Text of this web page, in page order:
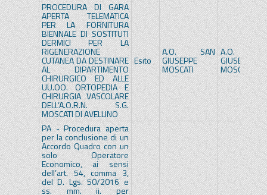
PROCEDURA DI GARA
APERTA TELEMATICA
PER LA FORNITURA
BIENNALE DI SOSTITUTI
DERMICI PER LA
RIGENERAZIONE
CUTANEA DA DESTINARE
AL DIPARTIMENTO
CHIRURGICO ED ALLE
UU.OO. ORTOPEDIA E
CHIRURGIA VASCOLARE
DELL’A.O.R.N. S.G.
MOSCATI DI AVELLINO
Esito
A.O. SAN
GIUSEPPE
MOSCATI
A.O.
GIUSEPPE
MOSCATI
PA - Procedura aperta
per la conclusione di un
Accordo Quadro con un
solo Operatore
Economico, ai sensi
dell’art. 54, comma 3,
del D. Lgs. 50/2016 e
ss. mm. ii. per